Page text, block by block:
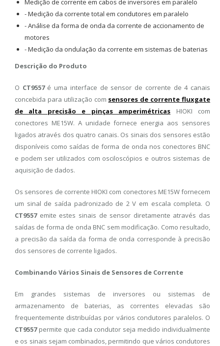
Medição de corrente em cabos de inversores em paralelo
- Medição da corrente total em condutores em paralelo
- Análise da forma de onda da corrente de accionamento de
motores
- Medição da ondulação da corrente em sistemas de baterias
Descrição do Produto
O CT9557é uma interface de sensor de corrente de 4 canais
concebida para utilização com sensores de corrente fluxgate
de alta precisão e pinças amperimétricas HIOKI com
conectores ME15W. A unidade fornece energia aos sensores
ligados através dos quatro canais. Os sinais dos sensores estão
disponíveis como saídas de forma de onda nos conectores BNC
e podem ser utilizados com osciloscópios e outros sistemas de
aquisição de dados.
Os sensores de corrente HIOKI com conectores ME15W fornecem
um sinal de saída padronizado de 2 V em escala completa. O
CT9557emite estes sinais de sensor diretamente através das
saídas de forma de onda BNC sem modificação. Como resultado,
a precisão da saída da forma de onda corresponde à precisão
dos sensores de corrente ligados.
Combinando Vários Sinais de Sensores de Corrente
Em grandes sistemas de inversores ou sistemas de
armazenamento de baterias, as correntes elevadas são
frequentemente distribuídas por vários condutores paralelos. O
CT9557permite que cada condutor seja medido individualmente
e os sinais sejam combinados, permitindo que vários condutores